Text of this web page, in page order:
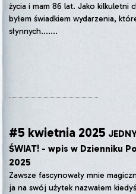
życia i mam 86 lat. Jako kilkuletni
byłem świadkiem wydarzenia,
słynnych.......
#5 kwietnia 2025
ŚWIAT! - wpis w Dzienniku
2025
Zawsze fascynowały mnie
ja na swój użytek nazwałem